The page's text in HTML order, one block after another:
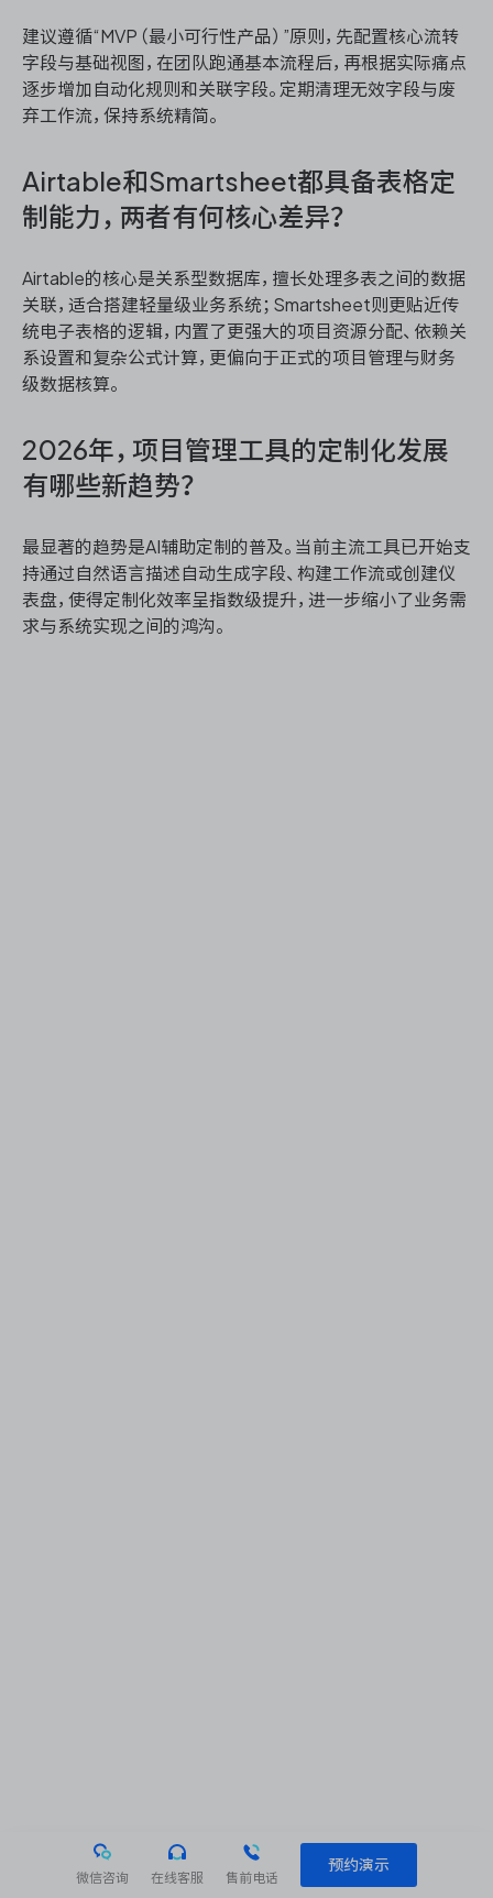
建议遵循“MVP（最小可行性产品）”原则，先配置核心流转
字段与基础视图，在团队跑通基本流程后，再根据实际痛点
逐步增加自动化规则和关联字段。定期清理无效字段与废
弃工作流，保持系统精简。
Airtable和Smartsheet都具备表格定
制能力，两者有何核心差异？
Airtable的核心是关系型数据库，擅长处理多表之间的数据
关联，适合搭建轻量级业务系统；Smartsheet则更贴近传
统电子表格的逻辑，内置了更强大的项目资源分配、依赖关
系设置和复杂公式计算，更偏向于正式的项目管理与财务
级数据核算。
2026年，项目管理工具的定制化发展
有哪些新趋势？
最显著的趋势是AI辅助定制的普及。当前主流工具已开始支
持通过自然语言描述自动生成字段、构建工作流或创建仪
表盘，使得定制化效率呈指数级提升，进一步缩小了业务需
求与系统实现之间的鸿沟。
微信咨询 在线客服 售前电话
预约演示